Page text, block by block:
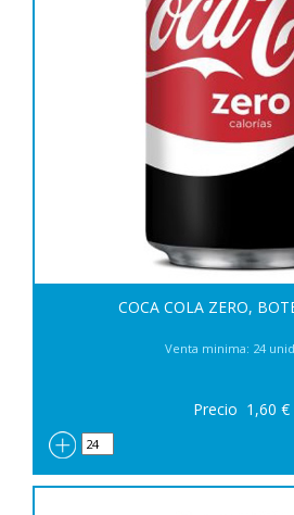
COCA COLA ZERO,
Venta minima: 24
Precio 1,60 €